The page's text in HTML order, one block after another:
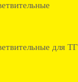
для ТГ